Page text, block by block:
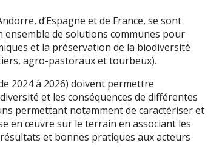
d’Espagne et de France, se sont
de solutions communes pour
et la préservation de la biodiversité
agro-pastoraux et tourbeux).
2024 à 2026) doivent permettre
et les conséquences de différentes
permettant notamment de caractériser et
en œuvre sur le terrain en associant les
et bonnes pratiques aux acteurs